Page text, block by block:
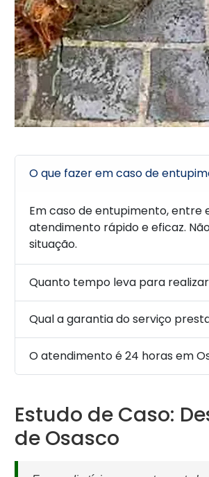
O que fazer em caso de
Em caso de entupimento,
atendimento rápido e eficaz.
situação.
Quanto tempo leva para
Qual a garantia do serviço
O atendimento é 24 horas em
Estudo de Caso:
de Osasco